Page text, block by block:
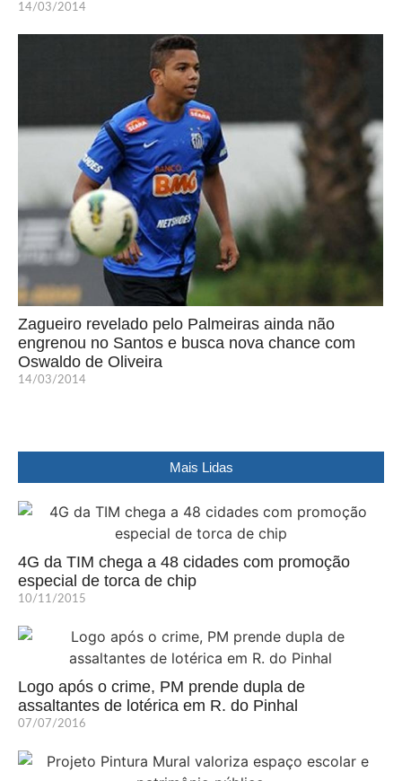
14/03/2014
Zagueiro revelado pelo Palmeiras ainda não
engrenou no Santos e busca nova chance com
Oswaldo de Oliveira
14/03/2014
Mais Lidas
4G da TIM chega a 48 cidades com promoção
especial de torca de chip
10/11/2015
Logo após o crime, PM prende dupla de
assaltantes de lotérica em R. do Pinhal
07/07/2016